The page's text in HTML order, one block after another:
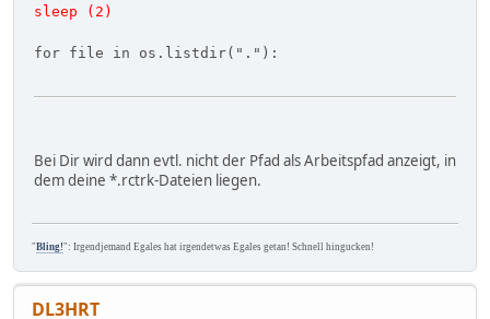
sleep (2)
for file in os.listdir("."):
Bei Dir wird dann evtl. nicht der Pfad als Arbeitspfad anzeigt, in
dem deine *.rctrk-Dateien liegen.
"Bling!": Irgendjemand Egales hat irgendetwas Egales getan! Schnell hingucken!
DL3HRT